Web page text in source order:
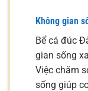
Không gian
Bể cá đúc
gian sống
Việc chăm
sống giúp